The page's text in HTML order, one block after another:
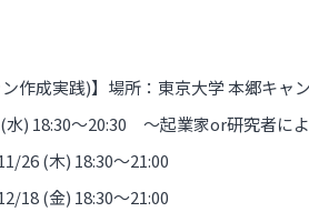
作成実践)】場所：東京大学 本郷キャ
水) 18:30～20:30 ～起業家or研究者に
26 (木) 18:30～21:00
18 (金) 18:30～21:00